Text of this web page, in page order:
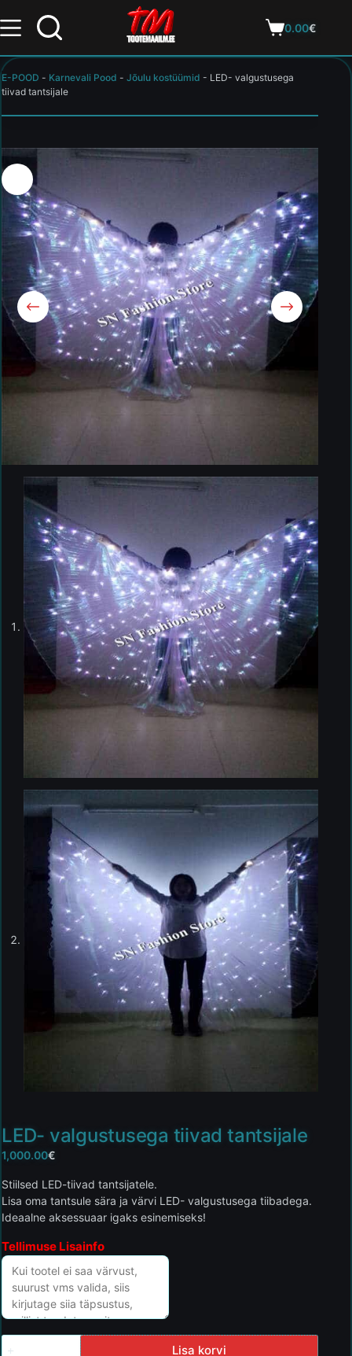
0.00€
E-POOD - Karnevali Pood - Jõulu kostüümid - LED- valgustusega
tiivad tantsijale
LED- valgustusega tiivad tantsijale
1,000.00€
Stiilsed LED-tiivad tantsijatele.
Lisa oma tantsule sära ja värvi LED- valgustusega tiibadega.
Ideaalne aksessuaar igaks esinemiseks!
Tellimuse Lisainfo
Lisa korvi